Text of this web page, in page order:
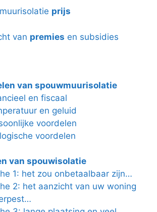
prijs
van premies en subsidies
van spouwmuurisolatie
en fiscaal
en geluid
voordelen
voordelen
van spouwisolatie
1: het zou onbetaalbaar zijn…
2: het aanzicht van uw woning